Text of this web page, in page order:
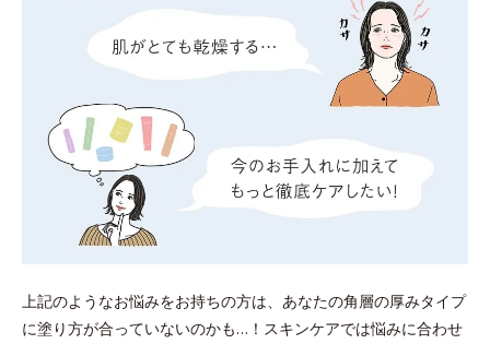
上記のようなお悩みをお持ちの方は、あなたの角層の厚みタイプ
に塗り方が合っていないのかも…！スキンケアでは悩みに合わせ